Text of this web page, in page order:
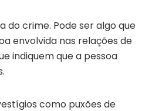
do crime. Pode ser algo que
envolvida nas relações de
indiquem que a pessoa
como puxões de